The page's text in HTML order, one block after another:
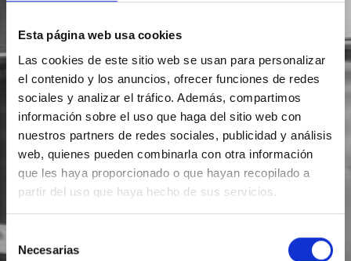
Esta página web usa cookies
Las cookies de este sitio web se usan para personalizar
el contenido y los anuncios, ofrecer funciones de redes
sociales y analizar el tráfico. Además, compartimos
información sobre el uso que haga del sitio web con
nuestros partners de redes sociales, publicidad y análisis
web, quienes pueden combinarla con otra información
que les haya proporcionado o que hayan recopilado a
partir del uso que haya hecho de sus servicios.
de Necesarias